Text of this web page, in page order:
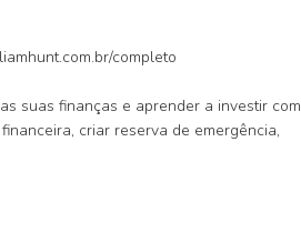
completo
suas finanças e aprender a investir com
criar reserva de emergência,